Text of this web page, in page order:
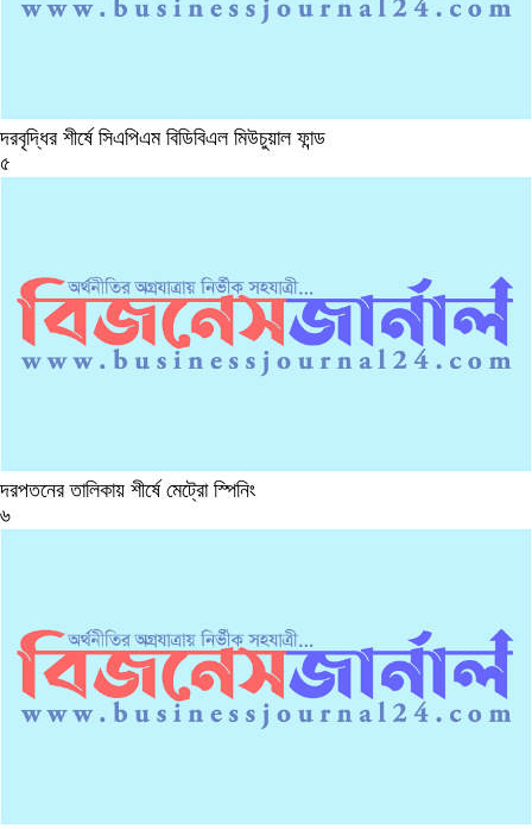
দরবৃদ্ধির শীর্ষে সিএপিএম বিডিবিএল মিউচুয়াল ফান্ড
৫
দরপতনের তালিকায় শীর্ষে মেট্রো স্পিনিং
৬